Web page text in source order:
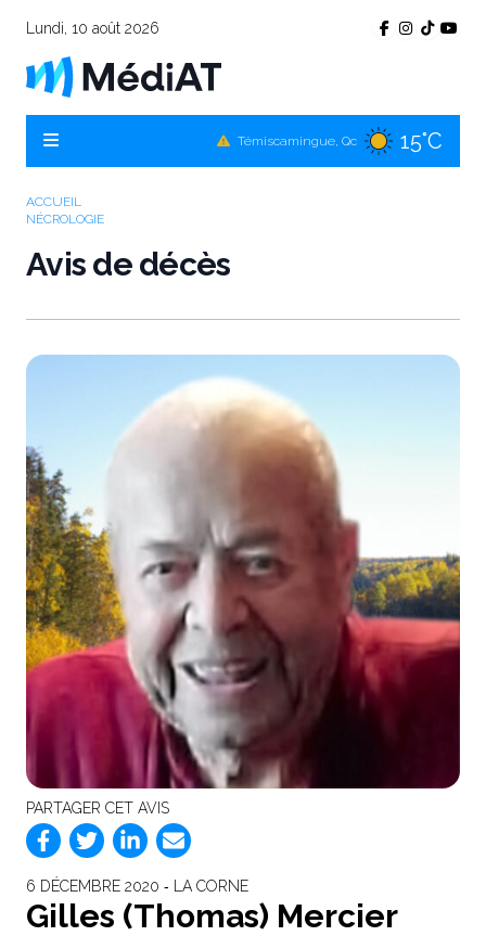
Lundi, 10 août 2026
Témiscamingue, Qc 15°C
16°C
ACCUEIL
NÉCROLOGIE
Avis de décès
PARTAGER CET AVIS
6 DÉCEMBRE 2020 ‐ LA CORNE
Gilles (Thomas) Mercier